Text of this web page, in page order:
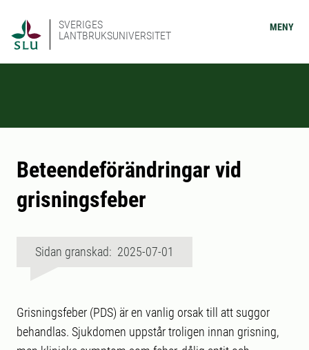
SVERIGES
LANTBRUKSUNIVERSITET
MENY
Beteendeförändringar vid
grisningsfeber
Sidan granskad: 2025-07-01
Grisningsfeber (PDS) är en vanlig orsak till att suggor
behandlas. Sjukdomen uppstår troligen innan grisning,